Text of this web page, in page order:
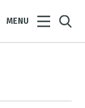
MENU